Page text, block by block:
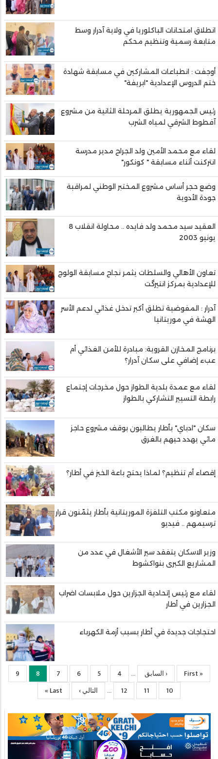
انطلاق امتحانات الباكلوريا في ولاية آدرار وسط
متابعة رسمية وتنظيم محكم
أوجفت : انطباعات المشاركين في مسابقة شهادة
ختم الدروس الإعدادية "ابريفة"
رئيس الجمهورية يطلق المرحلة الثانية من مشروع
آفطوط الشرقي لمياه الشرب
لقاء مع محمد الأمين ولد الجراح مدير مدرسة
انتركنت أثناء مسابقة " كونكور"
وضع حجر أساس مشروع المختبر الوطني لمراقبة
جودة الأدوية
العقيد سيد محمد ولد فايده .. محاولة انقلاب 8
يونيو 2003
تعاون الأهالي والسلطات يثمر نجاح مسابقة الولوج
للإعدادية بمركز انتيرگت
آدرار : المفوضية تطلق أكبر تدخل غذائي لدعم الأسر
الهشة في موريتانيا
برنامج المخازن القروية: مبادرة للأمن الغذائي أم
عبء إضافي على سكان آدرار؟
لقاء مع عمدة بلدية الطواز حول مخرجات إجتماع
رابطة التسيير التشاركي بالطواز
سكان "ادباي" بأطار يطالبون بوقف مشروع حاجز
مائي يهدد حيهم بالغرق
إقصاء أم تنظيم؟ لماذا يحتج باعة الخبز في أطار؟
متعاونو مكتب التلفزة الموريتانية بأطار يثمّنون قرار
ترسيمهم .. فيديو
وزير الاسكان يتفقد سير الأشغال في عدد من
المشاريع الكبرى بنواكشوط
لقاء مع رئيس إتحادية الجزارين حول ملابسات اضراب
الجزارين في أطار
احتجاجات جديدة في أطار بسبب أزمة الكهرباء
First
page
« First
Previous
page
‹ السابق … الصفحة
4 الصفحة
5 الصفحة
6 الصفحة
7
Current
page
8
9
الصفحة
10 الصفحة
11 الصفحة
12
…
الصفحة
التالية
التالي ›
Last
page
Last »